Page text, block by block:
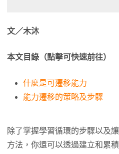
文／木沐
本文目錄（點擊可快速前往）
什麼是可遷移能力
能力遷移的策略及步驟
除了掌握學習循環的步驟以及
方法，你還可以透過建立和累